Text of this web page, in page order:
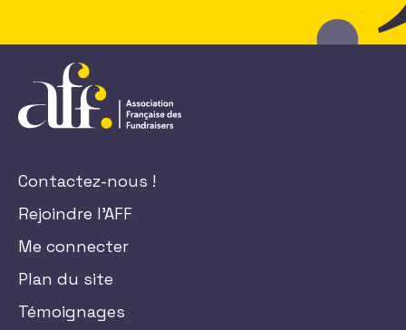
Contactez-nous !
Rejoindre l'AFF
Me connecter
Plan du site
Témoignages